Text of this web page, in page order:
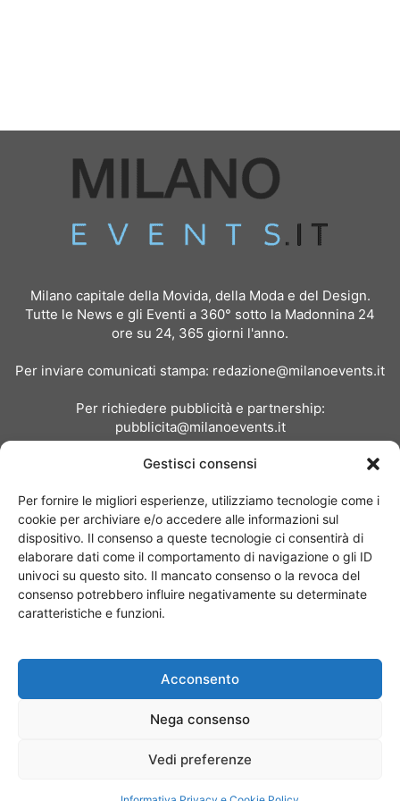
Gestisci consensi
Per fornire le migliori esperienze, utilizziamo tecnologie come i
cookie per archiviare e/o accedere alle informazioni sul
dispositivo. Il consenso a queste tecnologie ci consentirà di
elaborare dati come il comportamento di navigazione o gli ID
univoci su questo sito. Il mancato consenso o la revoca del
consenso potrebbero influire negativamente su determinate
caratteristiche e funzioni.
Acconsento
Nega consenso
Vedi preferenze
Milano capitale della Movida, della Moda e del Design.
Tutte le News e gli Eventi a 360° sotto la Madonnina 24
ore su 24, 365 giorni l'anno.
Per inviare comunicati stampa: redazione@milanoevents.it
Per richiedere pubblicità e partnership:
pubblicita@milanoevents.it
Chi siamo I Nostri Clienti
© Copyright 2017 - MilanoEvents.it© managed by